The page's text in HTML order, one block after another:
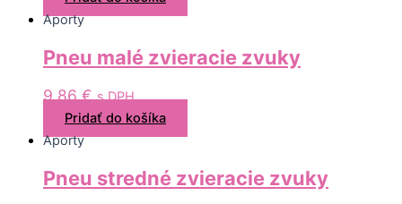
Aporty
Pneu malé zvieracie zvuky
9,86€ s DPH
Pridať do košíka
Aporty
Pneu stredné zvieracie zvuky